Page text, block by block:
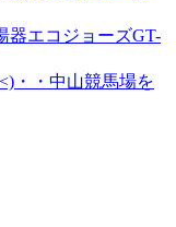
器エコジョーズGT-
・・中山競馬場を